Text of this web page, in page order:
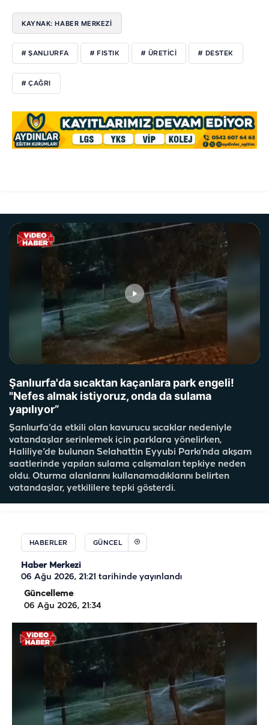
KAYNAK: HABER MERKEZİ
# ŞANLIURFA # FISTIK # ÜRETİCİ # DESTEK
# ÇAĞRI
Şanlıurfa'da sıcaktan kaçanlara park engeli!
"Nefes almak istiyoruz, onda da sulama
yapılıyor”
Şanlıurfa’da etkili olan kavurucu sıcaklar nedeniyle
vatandaşlar serinlemek için parklara yönelirken,
Haliliye’de bulunan Selahattin Eyyubi Parkı’nda akşam
saatlerinde yapılan sulama çalışmaları tepkiye neden
oldu. Oturma alanlarını kullanamadıklarını belirten
vatandaşlar, yetkililere tepki gösterdi.
HABERLER GÜNCEL
Haber Merkezi
06 Ağu 2026, 21:21 tarihinde yayınlandı
Güncelleme
06 Ağu 2026, 21:34